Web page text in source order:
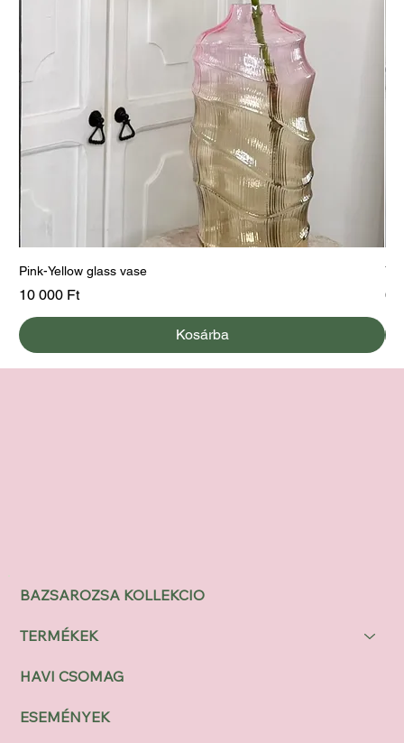
Pink-Yellow glass vase
Ár
10 000 Ft
Kosárba
Ár
BAZSAROZSA KOLLEKCIO
TERMÉKEK
HAVI CSOMAG
ESEMÉNYEK